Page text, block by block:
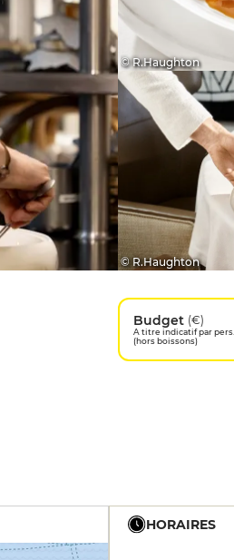
© R.Haughton
© R.Haughton
Budget (€)
A titre indicatif par pers.
(hors boissons)
HORAIRES